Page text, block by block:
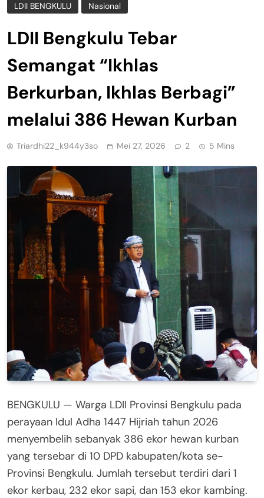
LDII BENGKULU Nasional
LDII Bengkulu Tebar
Semangat “Ikhlas
Berkurban, Ikhlas Berbagi”
melalui 386 Hewan Kurban
Triardhi22_k944y3so Mei 27, 2026 2 5 Mins
BENGKULU — Warga LDII Provinsi Bengkulu pada
perayaan Idul Adha 1447 Hijriah tahun 2026
menyembelih sebanyak 386 ekor hewan kurban
yang tersebar di 10 DPD kabupaten/kota se-
Provinsi Bengkulu. Jumlah tersebut terdiri dari 1
ekor kerbau, 232 ekor sapi, dan 153 ekor kambing.